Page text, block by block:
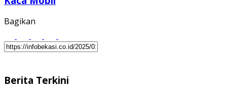
Bagikan
Berita Terkini